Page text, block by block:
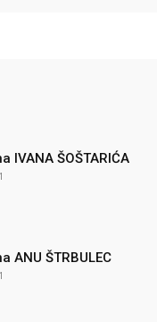
IVANA ŠOŠTARIĆA
ANU ŠTRBULEC